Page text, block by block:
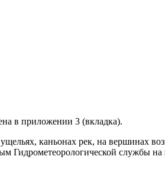
в приложении 3 (вкладка).
каньонах рек, на вершинах
Гидрометеорологической службы